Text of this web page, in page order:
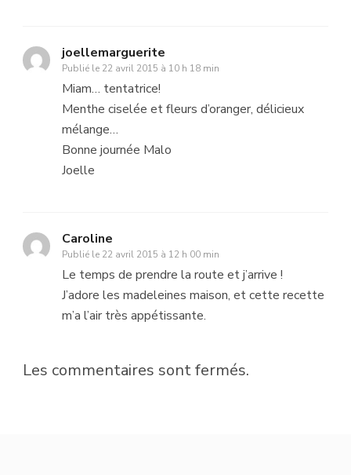
joellemarguerite
Publié le 22 avril 2015 à 10 h 18 min
Miam… tentatrice!
Menthe ciselée et fleurs d’oranger, délicieux
mélange…
Bonne journée Malo
Joelle
Caroline
Publié le 22 avril 2015 à 12 h 00 min
Le temps de prendre la route et j’arrive !
J’adore les madeleines maison, et cette recette
m’a l’air très appétissante.
Les commentaires sont fermés.